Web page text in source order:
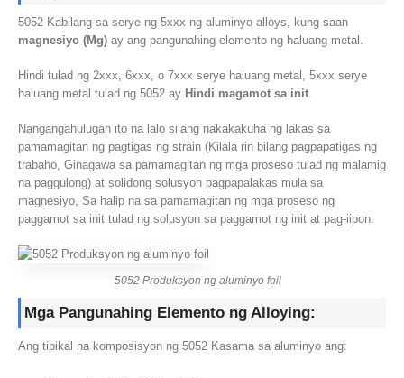
5052 Kabilang sa serye ng 5xxx ng aluminyo alloys, kung saan
magnesiyo (Mg) ay ang pangunahing elemento ng haluang metal.
Hindi tulad ng 2xxx, 6xxx, o 7xxx serye haluang metal, 5xxx serye
haluang metal tulad ng 5052 ay Hindi magamot sa init.
Nangangahulugan ito na lalo silang nakakakuha ng lakas sa
pamamagitan ng pagtigas ng strain (Kilala rin bilang pagpapatigas ng
trabaho, Ginagawa sa pamamagitan ng mga proseso tulad ng malamig
na paggulong) at solidong solusyon pagpapalakas mula sa
magnesiyo, Sa halip na sa pamamagitan ng mga proseso ng
paggamot sa init tulad ng solusyon sa paggamot ng init at pag-iipon.
5052 Produksyon ng aluminyo foil
Mga Pangunahing Elemento ng Alloying:
Ang tipikal na komposisyon ng 5052 Kasama sa aluminyo ang: